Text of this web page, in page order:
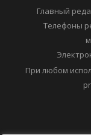
Главный
Телефоны